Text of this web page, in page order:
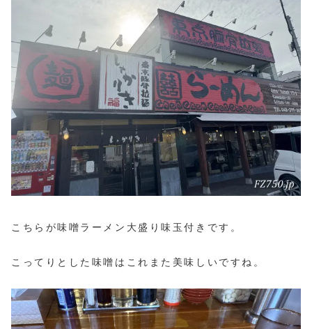
こちらが味噌ラーメン大盛り味玉付きです。
こってりとした味噌はこれまた美味しいですね。